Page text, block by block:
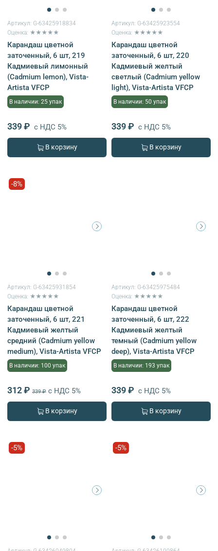
Артикул: G-63425918834
Оценка: ★★★★★
Карандаш цветной
заточенный, 6 шт, 219
Кадмиевый лимонный
(Cadmium lemon), Vista-
Artista VFCP
В наличии: 25 упак
339 ₽ с НДС 5%
В корзину
Артикул: G-63425923554
Оценка: ★★★★★
Карандаш цветной
заточенный, 6 шт, 220
Кадмиевый желтый
светлый (Cadmium yellow
light), Vista-Artista VFCP
В наличии: 50 упак
339 ₽ с НДС 5%
В корзину
-8%
Артикул: G-63425931854
Оценка: ★★★★★
Карандаш цветной
заточенный, 6 шт, 221
Кадмиевый желтый
средний (Cadmium yellow
medium), Vista-Artista VFCP
В наличии: 100 упак
312 ₽ 339 ₽ с НДС 5%
В корзину
Артикул: G-63425975484
Оценка: ★★★★★
Карандаш цветной
заточенный, 6 шт, 222
Кадмиевый желтый
темный (Cadmium yellow
deep), Vista-Artista VFCP
В наличии: 193 упак
339 ₽ с НДС 5%
В корзину
-5% -5%